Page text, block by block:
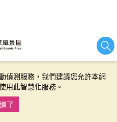
續優化網站服務，並有助於為
偵測服務，我們建議您允許本網
用此智慧化服務。
了